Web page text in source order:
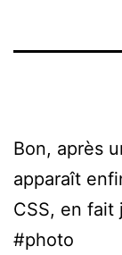
Bon, après
apparaît
CSS, en fait
#photo